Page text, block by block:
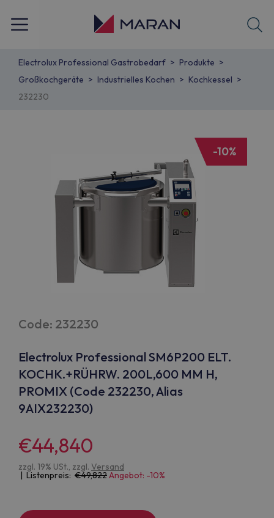
Electrolux Professional Gastrobedarf
Produkte
Großkochgeräte
Industrielles Kochen
Kochkessel
232230
Code: 232230
Electrolux Professional SM6P200 ELT.
KOCHK.+RÜHRW. 200L,600 MM H,
PROMIX (Code 232230, Alias
9AIX232230)
€44,840
zzgl. 19% USt., zzgl. Versand
| Listenpreis: 49,822Angebot: -10%
-10%